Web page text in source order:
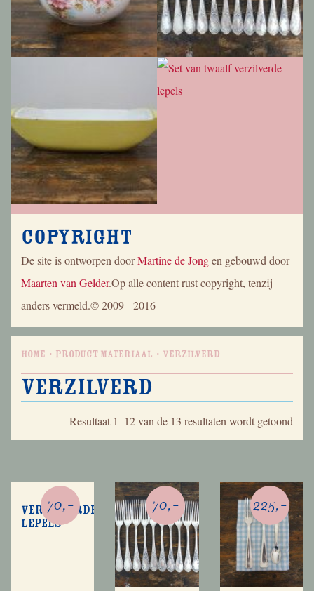
Copyright
De site is ontworpen doorMartine de Jongen gebouwd door
Maarten van Gelder.Op alle content rust copyright, tenzij
anders vermeld.© 2009 - 2016
Home Product Materiaal Verzilverd
Verzilverd
Resultaat 1–12 van de 13 resultaten wordt getoond
op
Verzilverde
lepels
70,- 70,- 225,-